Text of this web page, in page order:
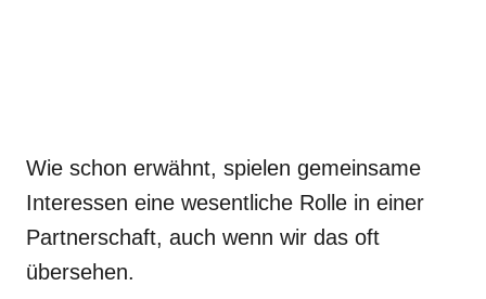
Wie schon erwähnt, spielen gemeinsame
Interessen eine wesentliche Rolle in einer
Partnerschaft, auch wenn wir das oft
übersehen.